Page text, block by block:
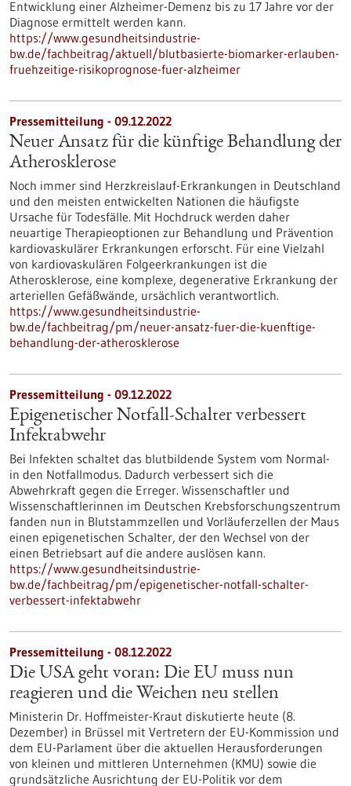
Entwicklung einer Alzheimer-Demenz bis zu 17 Jahre vor der
Diagnose ermittelt werden kann.
https://www.gesundheitsindustrie-
bw.de/fachbeitrag/aktuell/blutbasierte-biomarker-erlauben-
fruehzeitige-risikoprognose-fuer-alzheimer
Pressemitteilung - 09.12.2022
Neuer Ansatz für die künftige Behandlung der
Atherosklerose
Noch immer sind Herzkreislauf-Erkrankungen in Deutschland
und den meisten entwickelten Nationen die häufigste
Ursache für Todesfälle. Mit Hochdruck werden daher
neuartige Therapieoptionen zur Behandlung und Prävention
kardiovaskulärer Erkrankungen erforscht. Für eine Vielzahl
von kardiovaskulären Folgeerkrankungen ist die
Atherosklerose, eine komplexe, degenerative Erkrankung der
arteriellen Gefäßwände, ursächlich verantwortlich.
https://www.gesundheitsindustrie-
bw.de/fachbeitrag/pm/neuer-ansatz-fuer-die-kuenftige-
behandlung-der-atherosklerose
Pressemitteilung - 09.12.2022
Epigenetischer Notfall-Schalter verbessert
Infektabwehr
Bei Infekten schaltet das blutbildende System vom Normal-
in den Notfallmodus. Dadurch verbessert sich die
Abwehrkraft gegen die Erreger. Wissenschaftler und
Wissenschaftlerinnen im Deutschen Krebsforschungszentrum
fanden nun in Blutstammzellen und Vorläuferzellen der Maus
einen epigenetischen Schalter, der den Wechsel von der
einen Betriebsart auf die andere auslösen kann.
https://www.gesundheitsindustrie-
bw.de/fachbeitrag/pm/epigenetischer-notfall-schalter-
verbessert-infektabwehr
Pressemitteilung - 08.12.2022
Die USA geht voran: Die EU muss nun
reagieren und die Weichen neu stellen
Ministerin Dr. Hoffmeister-Kraut diskutierte heute (8.
Dezember) in Brüssel mit Vertretern der EU-Kommission und
dem EU-Parlament über die aktuellen Herausforderungen
von kleinen und mittleren Unternehmen (KMU) sowie die
grundsätzliche Ausrichtung der EU-Politik vor dem